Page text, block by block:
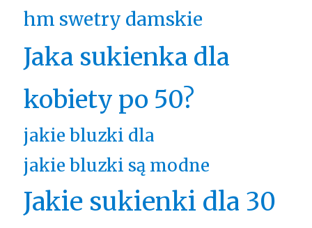
hm swetry damskie
Jaka sukienka dla
kobiety po 50?
jakie bluzki dla
jakie bluzki są modne
Jakie sukienki dla 30